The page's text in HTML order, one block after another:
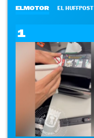
ELMOTOR EL HUFFPOST
1